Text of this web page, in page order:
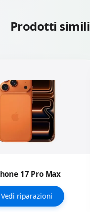
Prodotti simili
17 Pro Max
Vedi riparazioni